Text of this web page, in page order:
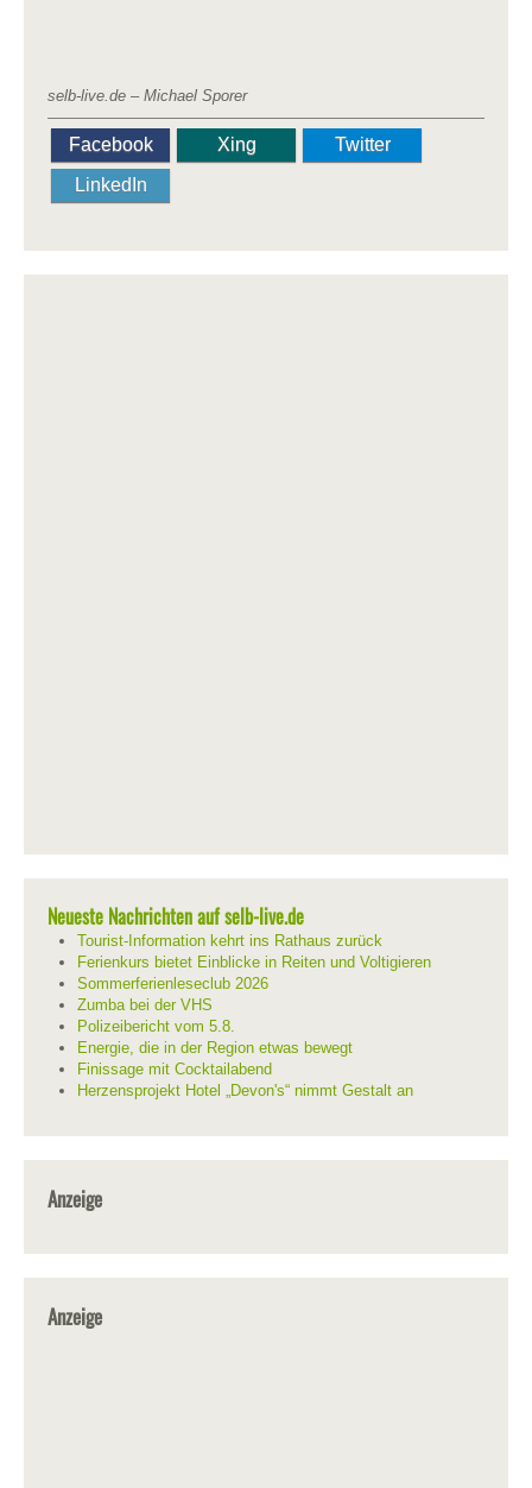
selb-live.de – Michael Sporer
Facebook Xing
Twitter
LinkedIn
Neueste Nachrichten auf selb-live.de
Tourist-Information kehrt ins Rathaus zurück
Ferienkurs bietet Einblicke in Reiten und Voltigieren
Sommerferienleseclub 2026
Zumba bei der VHS
Polizeibericht vom 5.8.
Energie, die in der Region etwas bewegt
Finissage mit Cocktailabend
Herzensprojekt Hotel „Devon's“ nimmt Gestalt an
Anzeige
Anzeige